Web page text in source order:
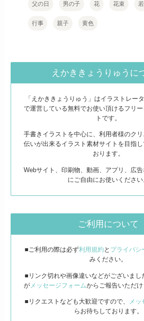
父の日 男の子 花 花束
行事 親子 黄色
えかききょうりゅうに
「えかききょうりゅう」はイラストレー
で運営している無料でお使い頂けるフリ
トです。
手書きイラストを中心に、利用者様のク
伝いが出来るイラスト素材サイトを目指
おります。
Webサイト、印刷物、動画、アプリ、広
にご自由にお使いください
ご利用について
■ご利用の際は必ず利用規約 と プライバシ
みください。
■リンク切れや画像違いなどがございまし
がメッセージフォームからご報告いただけ
■リクエストなども大歓迎ですので、 メッ
らお待ちしております。